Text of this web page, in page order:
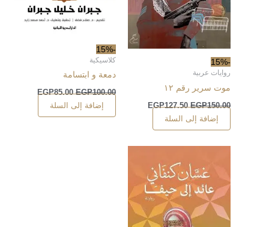
-15%
روايات عربية
موت سرير رقم ١٢
EGP150.00
EGP127.50
إضافة إلى السلة
-15%
كلاسيكية
دمعة و ابتسامة
EGP100.00
EGP85.00
إضافة إلى السلة